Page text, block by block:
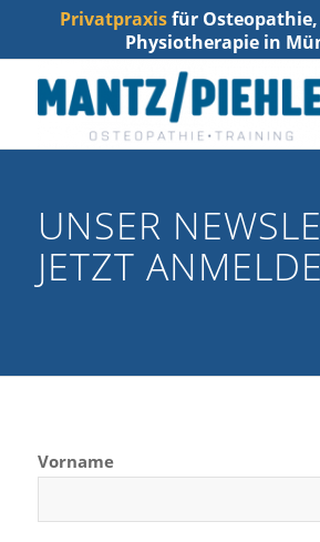
Privatpraxisfür
Physiotherapie in
UNSER
JETZT
Vorname